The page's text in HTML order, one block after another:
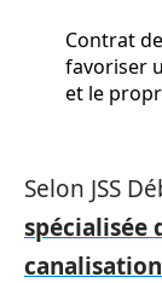
Contrat
favoriser
et le
Selon JSS
spécialisée